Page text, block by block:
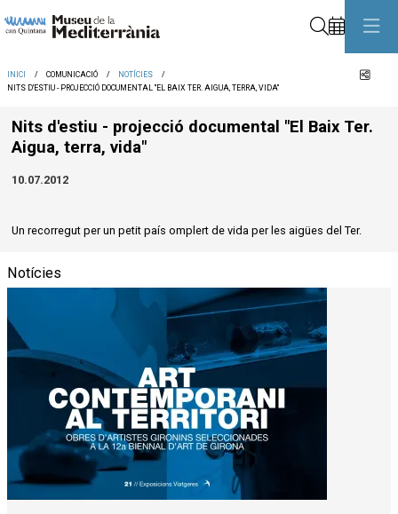
INICI COMUNICACIÓ
NOTÍCIES
NITS D'ESTIU - PROJECCIÓ DOCUMENTAL "EL BAIX TER. AIGUA, TERRA, VIDA"
Nits d'estiu - projecció documental "El Baix Ter.
Aigua, terra, vida"
10.07.2012
Un recorregut per un petit país omplert de vida per les aigües del Ter.
Notícies